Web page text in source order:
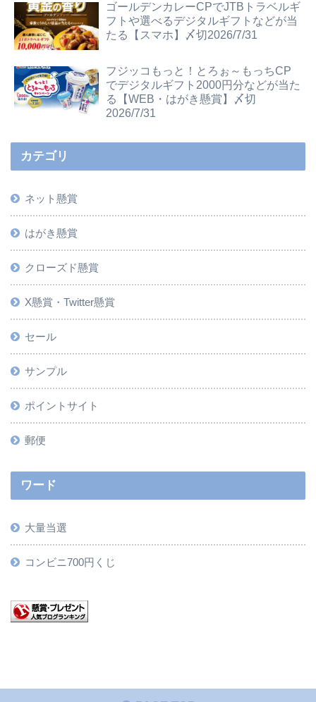
ゴールデンカレーCPでJTBトラベルギ
フトや選べるデジタルギフトなどが当
たる【スマホ】〆切2026/7/31
フジッコもっと！とろぉ～もっちCP
でデジタルギフト2000円分などが当た
る【WEB・はがき懸賞】〆切
2026/7/31
カテゴリ
ネット懸賞
はがき懸賞
クローズド懸賞
X懸賞・Twitter懸賞
セール
サンプル
ポイントサイト
郵便
ワード
大量当選
コンビニ700円くじ